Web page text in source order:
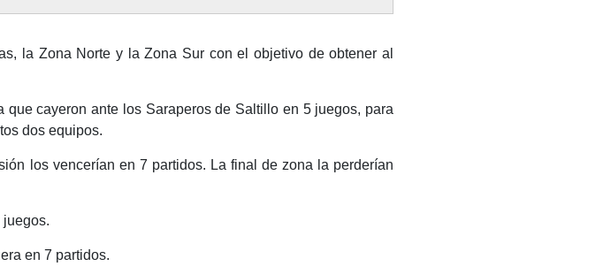
la Zona Norte y la Zona Sur con el objetivo de obtener al
cayeron ante los Saraperos de Saltillo en 5 juegos, para
dos equipos.
los vencerían en 7 partidos. La final de zona la perderían
juegos.
en 7 partidos.